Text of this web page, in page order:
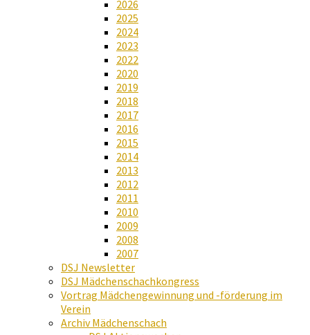
2026
2025
2024
2023
2022
2020
2019
2018
2017
2016
2015
2014
2013
2012
2011
2010
2009
2008
2007
DSJ Newsletter
DSJ Mädchenschachkongress
Vortrag Mädchengewinnung und -förderung im
Verein
Archiv Mädchenschach